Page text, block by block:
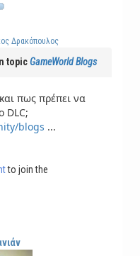
Δρακόπουλος
topicGameWorld Blogs
πως πρέπει να
DLC;
blogs ...
to join the